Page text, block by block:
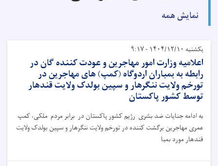
نمایش همه
یکشنبه ۱۴۰۴/۱۲/۱۰ - ۹:۱۷
اعلامیه وزارت امور مهاجرین و عودت کننده گان در
رابطه به بمباران اردوگاه (کمپ) های مهاجرین در
تورخم ولایت ننگرهار و سپین بولدک ولایت قندهار
توسط کشور پاکستان
به ادامه جنایات ضد بشری رژیم کشور پاکستان در برابر مردم ملکی، کمپ
عمری مهاجرین برگشت کننده در تورخم ولایت ننگرهار و سپین بولدک ولایت
قندهار مورد بمبا